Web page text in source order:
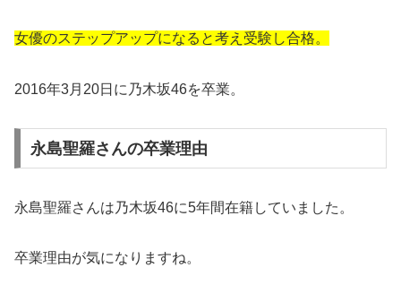
女優のステップアップになると考え受験し合格。
2016年3月20日に乃木坂46を卒業。
永島聖羅さんの卒業理由
永島聖羅さんは乃木坂46に5年間在籍していました。
卒業理由が気になりますね。